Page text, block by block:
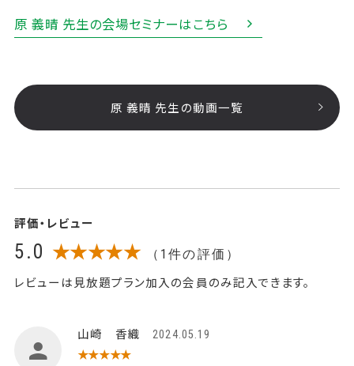
原 義晴 先生の会場セミナーはこちら
原 義晴 先生の動画一覧
評価・レビュー
5.0 ★★★★★ （1件の評価）
レビューは見放題プラン加入の会員のみ記入できます。
山崎 香織 2024.05.19
★★★★★